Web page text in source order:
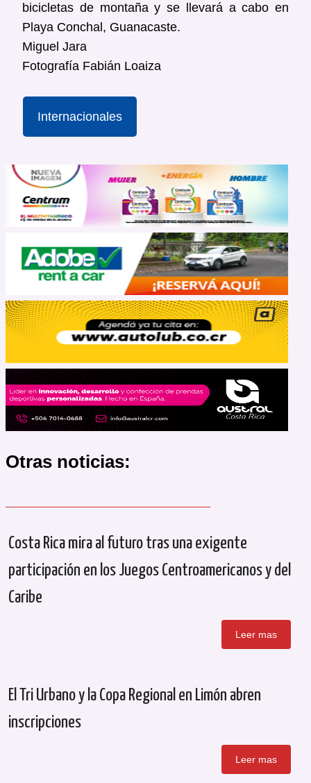
bicicletas de montaña y se llevará a cabo en
Playa Conchal, Guanacaste.
Miguel Jara
Fotografía Fabián Loaiza
Internacionales
Otras noticias:
Costa Rica mira al futuro tras una exigente
participación en los Juegos Centroamericanos y del
Caribe
Leer mas
El Tri Urbano y la Copa Regional en Limón abren
inscripciones
Leer mas